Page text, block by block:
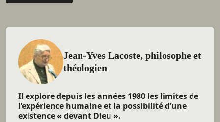
Jean-Yves Lacoste, philosophe et
théologien
Il explore depuis les années 1980 les limites de
l’expérience humaine et la possibilité d’une
existence « devant Dieu ».